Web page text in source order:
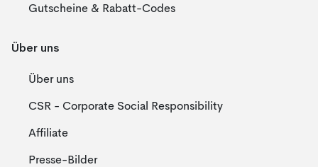
Gutscheine & Rabatt-Codes
Über uns
Über uns
CSR - Corporate Social Responsibility
Affiliate
Presse-Bilder